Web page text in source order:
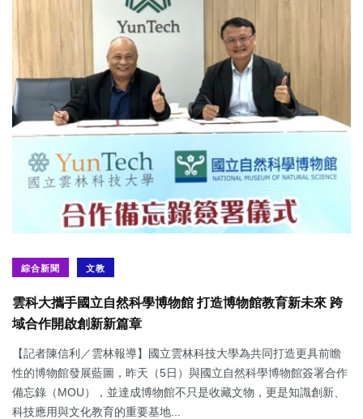
綜合新聞 文教
雲科大攜手國立自然科學博物館 打造博物館教育新未來 跨
域合作開啟創新新篇章
【記者陳信利／雲林報導】國立雲林科技大學為共同打造更具前瞻
性的博物館發展藍圖，昨天（5日）與國立自然科學博物館簽署合作
備忘錄（MOU），並達成博物館不只是收藏文物，更是知識創新、
科技應用與文化教育的重要基地...